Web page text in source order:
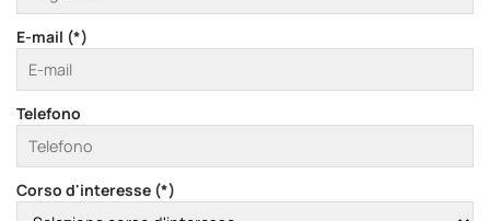
E-mail (*)
Telefono
Corso d'interesse (*)